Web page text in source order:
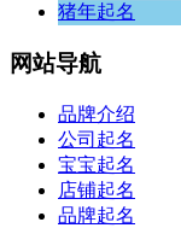
猪年起名
网站导航
品牌介绍
公司起名
宝宝起名
店铺起名
品牌起名